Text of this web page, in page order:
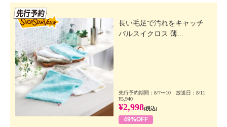
長い毛足で汚れをキャッチ
パルスイクロス 薄...
先行予約期間：8/7〜10 放送日：8/11
¥5,940
¥2,998(税込)
49%OFF